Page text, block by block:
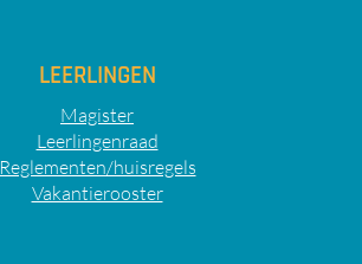
LEERLINGEN
Magister
Leerlingenraad
Reglementen/huisregels
Vakantierooster